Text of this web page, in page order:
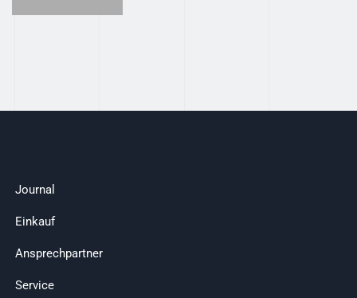
Journal
Einkauf
Ansprechpartner
Service